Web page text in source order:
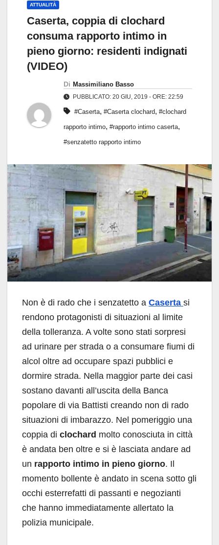
ATTUALITÀ
Caserta, coppia di clochard
consuma rapporto intimo in
pieno giorno: residenti indignati
(VIDEO)
Di Massimiliano Basso
PUBBLICATO: 20 GIU, 2019 - ORE: 22:59
#Caserta, #Caserta clochard, #clochard
rapporto intimo, #rapporto intimo caserta,
#senzatetto rapporto intimo
Non è di rado che i senzatetto a Caserta si
rendono protagonisti di situazioni al limite
della tolleranza. A volte sono stati sorpresi
ad urinare per strada o a consumare fiumi di
alcol oltre ad occupare spazi pubblici e
dormire strada. Nella maggior parte dei casi
sostano davanti all’uscita della Banca
popolare di via Battisti creando non di rado
situazioni di imbarazzo. Nel pomeriggio una
coppia di clochard molto conosciuta in città
è andata ben oltre e si è lasciata andare ad
un rapporto intimo in pieno giorno. Il
momento bollente è andato in scena sotto gli
occhi esterrefatti di passanti e negozianti
che hanno immediatamente allertato la
polizia municipale.